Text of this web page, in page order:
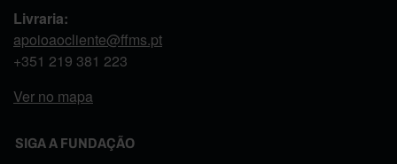
Livraria:
apoioaocliente@ffms.pt
+351 219 381 223
Ver no mapa
SIGA A FUNDAÇÃO